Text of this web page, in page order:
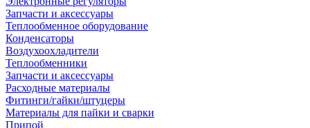
Запчасти и аксессуары
Теплообменное оборудование
Конденсаторы
Воздухоохладители
Теплообменники
Запчасти и аксессуары
Расходные материалы
Фитинги/гайки/штуцеры
Материалы для пайки и сварки
Припой